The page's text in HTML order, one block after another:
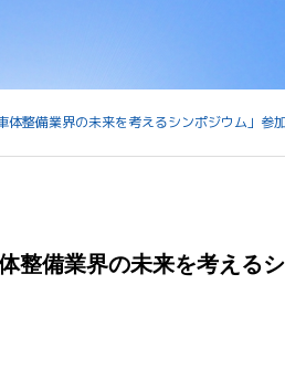
体整備業界の未来を考えるシンポジウム」参加
整備業界の未来を考える